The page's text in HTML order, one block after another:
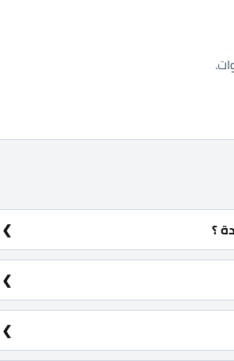
؟
الأدوية وإطلالة علي حديقة ساحرة بمساحة